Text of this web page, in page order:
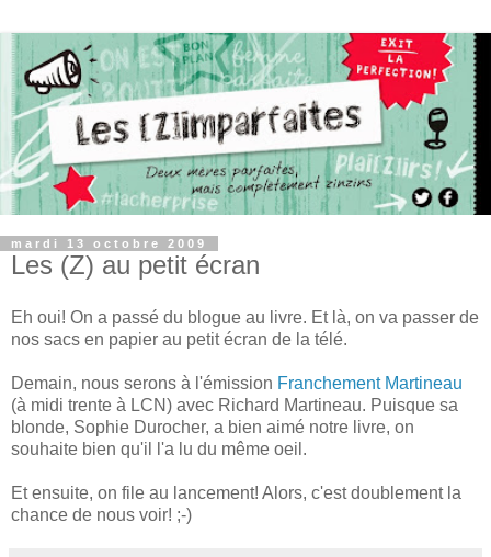
mardi 13 octobre 2009
Les (Z) au petit écran
Eh oui! On a passé du blogue au livre. Et là, on va passer de
nos sacs en papier au petit écran de la télé.
Demain, nous serons à l'émission Franchement Martineau
(à midi trente à LCN) avec Richard Martineau. Puisque sa
blonde, Sophie Durocher, a bien aimé notre livre, on
souhaite bien qu'il l'a lu du même oeil.
Et ensuite, on file au lancement! Alors, c'est doublement la
chance de nous voir! ;-)